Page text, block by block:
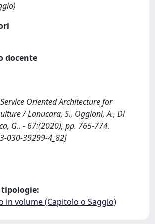
docente
Oriented Architecture for
/ Lanucara, S., Oggioni, A., Di
G.. - 67:(2020), pp. 765-774.
030-39299-4_82]
tipologie:
in volume (Capitolo o Saggio)